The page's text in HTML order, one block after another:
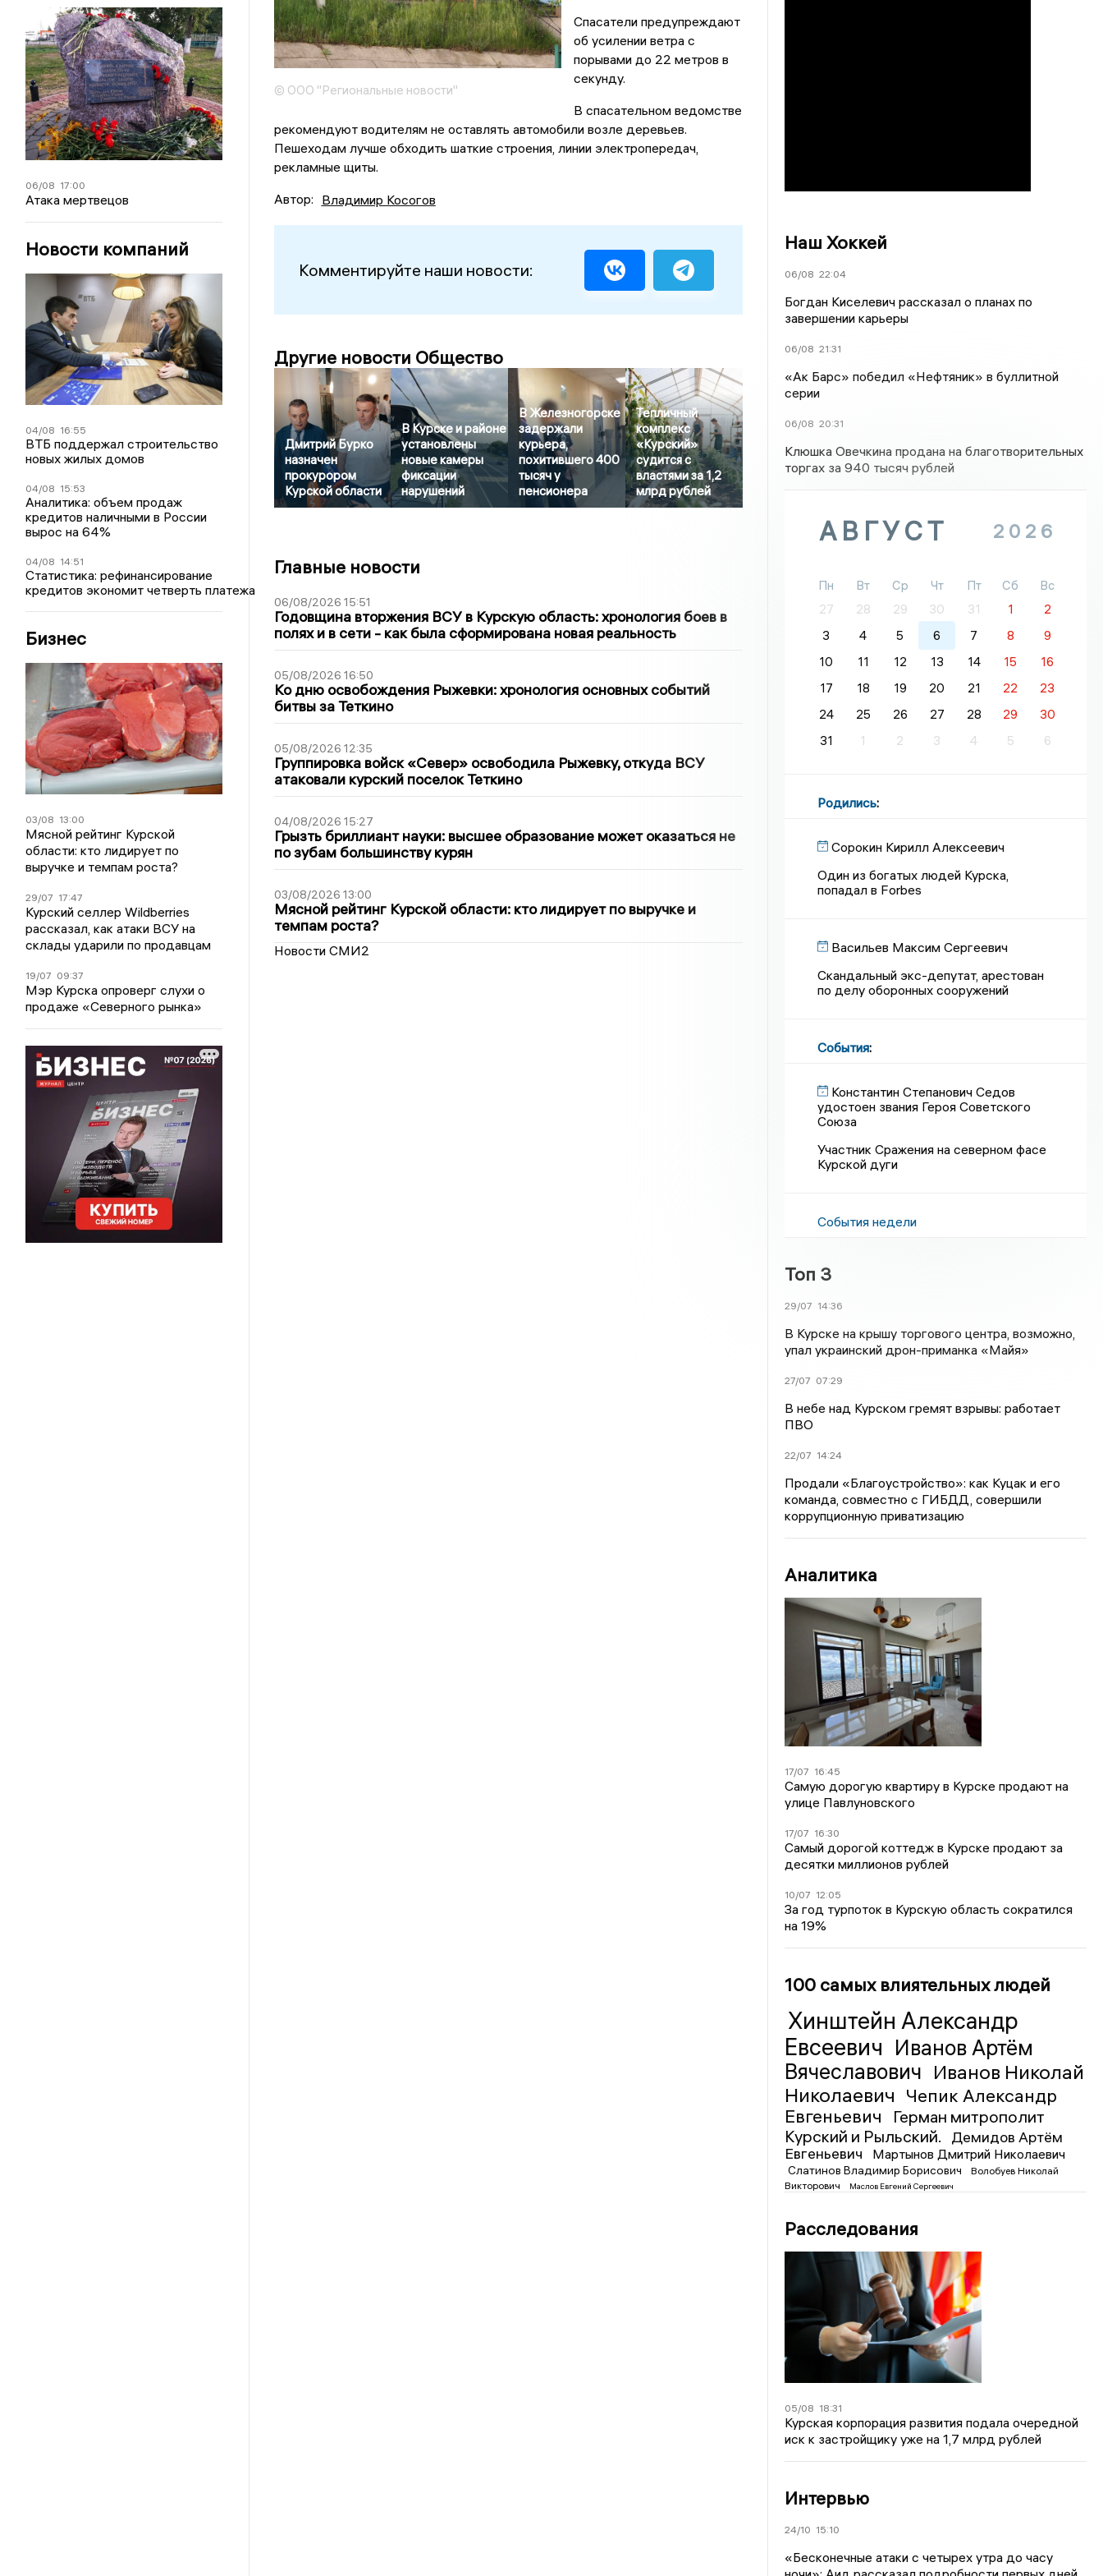
06/08 17:00
Атака мертвецов
Новости компаний
04/08 16:55
ВТБ поддержал строительство
новых жилых домов
04/08 15:53
Аналитика: объем продаж
кредитов наличными в России
вырос на 64%
04/08 14:51
Статистика: рефинансирование
кредитов экономит четверть платежа
Бизнес
03/08 13:00
Мясной рейтинг Курской
области: кто лидирует по
выручке и темпам роста?
29/07 17:47
Курский селлер Wildberries
рассказал, как атаки ВСУ на
склады ударили по продавцам
19/07 09:37
Мэр Курска опроверг слухи о
продаже «Северного рынка»
© ООО "Региональные новости"
Спасатели предупреждают
об усилении ветра с
порывами до 22 метров в
секунду.
В спасательном ведомстве
рекомендуют водителям не оставлять автомобили возле деревьев.
Пешеходам лучше обходить шаткие строения, линии электропередач,
рекламные щиты.
Автор: Владимир Косогов
Комментируйте наши новости:
Другие новости Общество
Дмитрий Бурко
назначен
прокурором
Курской области
В Курске и районе
установлены
новые камеры
фиксации
нарушений
В Железногорске
задержали
курьера,
похитившего 400
тысяч у
пенсионера
Тепличный
комплекс
«Курский»
судится с
властями за 1,2
млрд рублей
Главные новости
06/08/2026 15:51
Годовщина вторжения ВСУ в Курскую область: хронология боев в
полях и в сети - как была сформирована новая реальность
05/08/2026 16:50
Ко дню освобождения Рыжевки: хронология основных событий
битвы за Теткино
05/08/2026 12:35
Группировка войск «Север» освободила Рыжевку, откуда ВСУ
атаковали курский поселок Теткино
04/08/2026 15:27
Грызть бриллиант науки: высшее образование может оказаться не
по зубам большинству курян
03/08/2026 13:00
Мясной рейтинг Курской области: кто лидирует по выручке и
темпам роста?
Новости СМИ2
Наш Хоккей
06/08 22:04
Богдан Киселевич рассказал о планах по
завершении карьеры
06/08 21:31
«Ак Барс» победил «Нефтяник» в буллитной
серии
06/08 20:31
Клюшка Овечкина продана на благотворительных
торгах за 940 тысяч рублей
АВГУСТ 2026
Пн Вт Ср Чт Пт Сб
Вс
27
28 29 30 31 1
2
3
4 5 6 7 8
9
10
11 12 13 14 15
16
17
18 19 20 21 22
23
24
25 26 27 28 29
30
31
1 2 3 4 5 6
Родились:
Сорокин Кирилл Алексеевич
Один из богатых людей Курска,
попадал в Forbes
Васильев Максим Сергеевич
Скандальный экс-депутат, арестован
по делу оборонных сооружений
События:
Константин Степанович Седов
удостоен звания Героя Советского
Союза
Участник Сражения на северном фасе
Курской дуги
События недели
Топ 3
29/07 14:36
В Курске на крышу торгового центра, возможно,
упал украинский дрон-приманка «Майя»
27/07 07:29
В небе над Курском гремят взрывы: работает
ПВО
22/07 14:24
Продали «Благоустройство»: как Куцак и его
команда, совместно с ГИБДД, совершили
коррупционную приватизацию
Аналитика
17/07 16:45
Самую дорогую квартиру в Курске продают на
улице Павлуновского
17/07 16:30
Самый дорогой коттедж в Курске продают за
десятки миллионов рублей
10/07 12:05
За год турпоток в Курскую область сократился
на 19%
100 самых влиятельных людей
Хинштейн Александр
Евсеевич Иванов Артём
Вячеславович Иванов Николай
Николаевич Чепик Александр
Евгеньевич
Герман митрополит
Курский и Рыльский.
Демидов Артём
Евгеньевич
Мартынов Дмитрий Николаевич
Слатинов Владимир Борисович
Волобуев Николай
Викторович
Маслов Евгений Сергеевич
Расследования
05/08 18:31
Курская корпорация развития подала очередной
иск к застройщику уже на 1,7 млрд рублей
Интервью
24/10 15:10
«Бесконечные атаки с четырех утра до часу